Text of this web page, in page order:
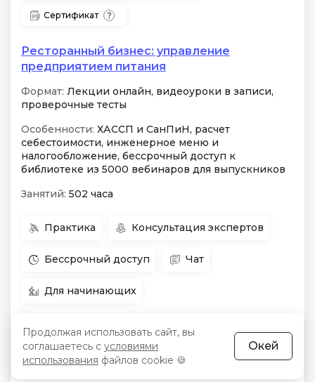
Сертификат
Ресторанный бизнес: управление
предприятием питания
Формат: Лекции онлайн, видеоуроки в записи,
проверочные тесты
Особенности: ХАССП и СанПиН, расчет
себестоимости, инженерное меню и
налогообложение, бессрочный доступ к
библиотеке из 5000 вебинаров для выпускников
Занятий: 502 часа
Практика Консультация экспертов
Бессрочный доступ Чат
Для начинающих
Начало: 14 августа Цена:
-31 %
Срок: 4 месяца Рассрочка:
Продолжая использовать сайт, вы
соглашаетесь с условиями
использования файлов cookie 🍪
Окей